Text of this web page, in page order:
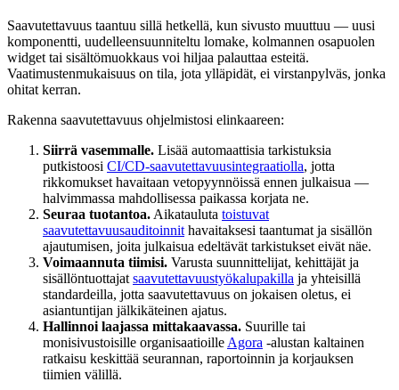
Saavutettavuus taantuu sillä hetkellä, kun sivusto muuttuu — uusi
komponentti, uudelleensuunniteltu lomake, kolmannen osapuolen
widget tai sisältömuokkaus voi hiljaa palauttaa esteitä.
Vaatimustenmukaisuus on tila, jota ylläpidät, ei virstanpylväs, jonka
ohitat kerran.
Rakenna saavutettavuus ohjelmistosi elinkaareen:
Siirrä vasemmalle. Lisää automaattisia tarkistuksia
putkistoosi CI/CD-saavutettavuusintegraatiolla, jotta
rikkomukset havaitaan vetopyynnöissä ennen julkaisua —
halvimmassa mahdollisessa paikassa korjata ne.
Seuraa tuotantoa. Aikatauluta toistuvat
saavutettavuusauditoinnit havaitaksesi taantumat ja sisällön
ajautumisen, joita julkaisua edeltävät tarkistukset eivät näe.
Voimaannuta tiimisi. Varusta suunnittelijat, kehittäjät ja
sisällöntuottajat saavutettavuustyökalupakilla ja yhteisillä
standardeilla, jotta saavutettavuus on jokaisen oletus, ei
asiantuntijan jälkikäteinen ajatus.
Hallinnoi laajassa mittakaavassa. Suurille tai
monisivustoisille organisaatioille Agora -alustan kaltainen
ratkaisu keskittää seurannan, raportoinnin ja korjauksen
tiimien välillä.